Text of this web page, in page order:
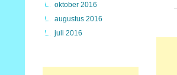
oktober 2016
augustus 2016
juli 2016